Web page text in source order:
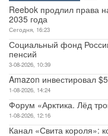
Reebok продлил права
2035 года
Сегодня, 16:23
Социальный фонд
пенсий
3-08-2026, 10:39
Amazon инвестировал
1-08-2026, 14:24
Форум «Арктика. Лёд
1-08-2026, 12:16
Канал «Свита короля»: